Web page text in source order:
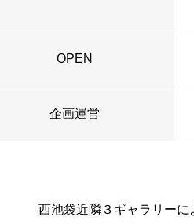
OPEN
企画運営
西池袋近隣３ギャラリーに